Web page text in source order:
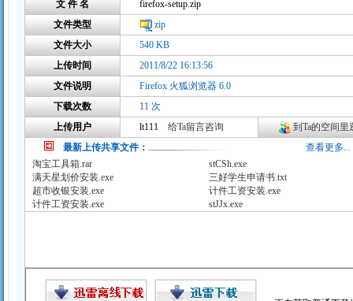
文 件 名
firefox-setup.zip
文件类型
zip
文件大小
540 KB
上传时间
2011/8/22 16:13:56
文件说明
Firefox 火狐浏览器 6.0
下载次数
11 次
上传用户
lt111 给Ta留言咨询
到Ta的空间里
最新上传共享文件：
查看更多...
淘宝工具箱.rar
stCSh.exe
满天星划价安装.exe
三好学生申请书.txt
超市收银安装.exe
计件工资安装.exe
计件工资安装.exe
stJJx.exe